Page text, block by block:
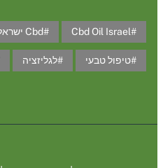
Cbd Oil Israel Cbd ישראל
טיפול טבעי לגליזציה